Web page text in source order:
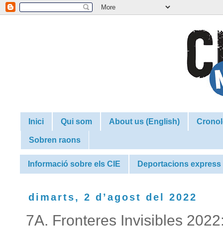
Inici Qui som About us (English)
Sobren raons
Informació sobre els CIE Deportacions express
dimarts, 2 d’agost del 2022
7A. Fronteres Invisibles